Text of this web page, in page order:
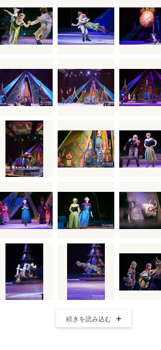
続きを読み込む